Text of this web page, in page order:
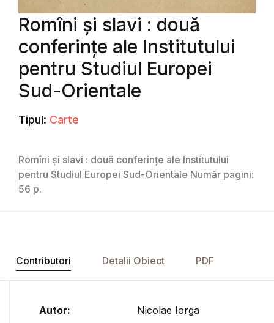
Romîni și slavi : două
conferințe ale Institutului
pentru Studiul Europei
Sud-Orientale
Tipul: Carte
Romîni și slavi : două conferințe ale Institutului
pentru Studiul Europei Sud-Orientale Număr pagini:
56 p.
Contributori Detalii Obiect PDF
Autor: Nicolae Iorga